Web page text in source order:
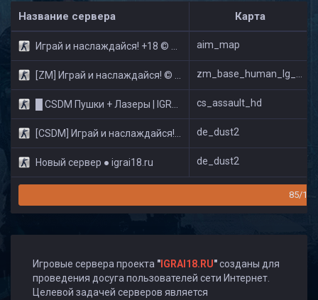
Название сервера Карта
Играй и наслаждайся! +18 © Public aim_map
[ZM] Играй и наслаждайся! © Zombie Show
█ CSDM Пушки + Лазеры | IGRAI18.RU ツ █ cs_assault_hd
[CSDM] Играй и наслаждайся! © Classic de_dust2
Новый сервер ● igrai18.ru de_dust2
85/160
Игровые сервера проекта " IGRAI18.RU"созданы для
проведения досуга пользователей сети Интернет.
Целевой задачей серверов является